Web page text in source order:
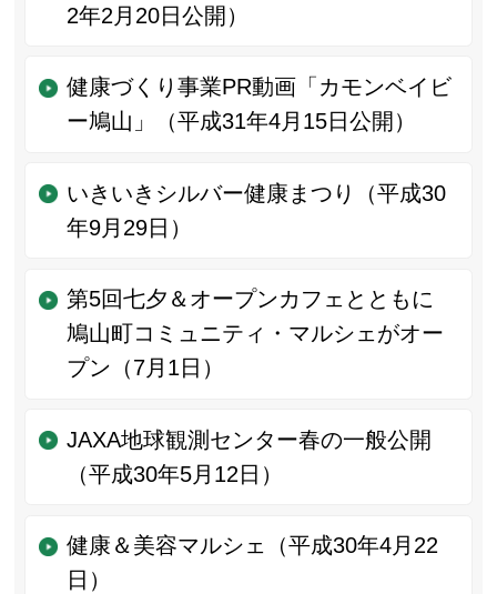
2年2月20日公開）
健康づくり事業PR動画「カモンベイビ
ー鳩山」（平成31年4月15日公開）
いきいきシルバー健康まつり（平成30
年9月29日）
第5回七夕＆オープンカフェとともに
鳩山町コミュニティ・マルシェがオー
プン（7月1日）
JAXA地球観測センター春の一般公開
（平成30年5月12日）
健康＆美容マルシェ（平成30年4月22
日）